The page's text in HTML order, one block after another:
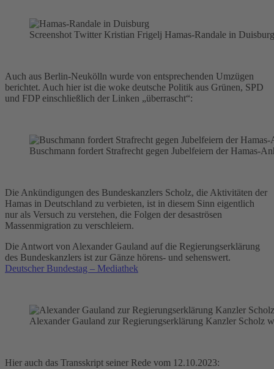
Screenshot Twitter Kristian Frigelj Hamas-Randale in Duisburg
Auch aus Berlin-Neukölln wurde von entsprechenden Umzügen
berichtet. Auch hier ist die woke deutsche Politik aus Grünen, SPD
und FDP einschließlich der Linken „überrascht“:
Buschmann fordert Strafrecht gegen Jubelfeiern der Hamas-
Die Ankündigungen des Bundeskanzlers Scholz, die Aktivitäten der
Hamas in Deutschland zu verbieten, ist in diesem Sinn eigentlich
nur als Versuch zu verstehen, die Folgen der desaströsen
Massenmigration zu verschleiern.
Die Antwort von Alexander Gauland auf die Regierungserklärung
des Bundeskanzlers ist zur Gänze hörens- und sehenswert.
Deutscher Bundestag – Mediathek
Alexander Gauland zur Regierungserklärung Kanzler Scholz
Hier auch das Transskript seiner Rede vom 12.10.2023: